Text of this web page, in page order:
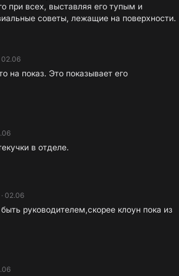
при всех, выставляя его тупым и
советы, лежащие на поверхности.
02.06
на показ. Это показывает его
в отделе.
· 02.06
руководителем,скорее клоун пока из